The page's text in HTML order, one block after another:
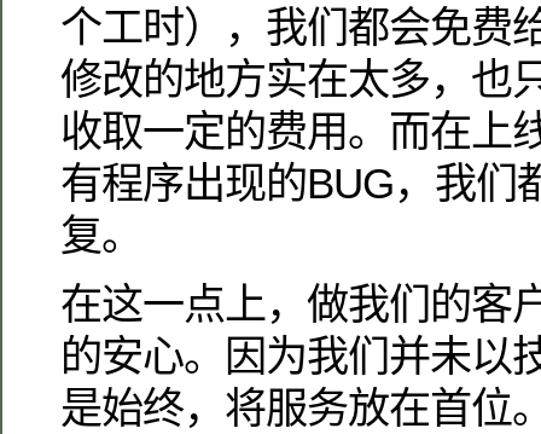
个工时），我们都会免费
修改的地方实在太多，也
收取一定的费用。而在上
有程序出现的BUG，我们
复。
在这一点上，做我们的客
的安心。因为我们并未以
是始终，将服务放在首位